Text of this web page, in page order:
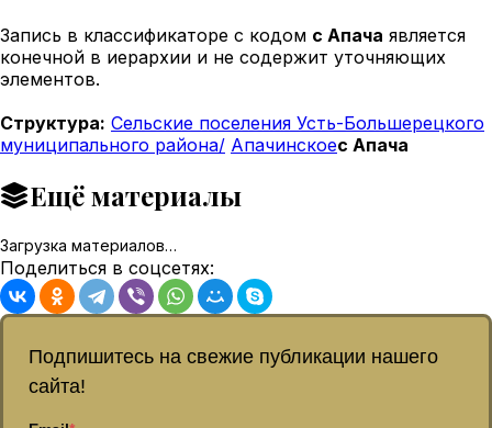
Запись в классификаторе с кодом с Апача является
конечной в иерархии и не содержит уточняющих
элементов.
Структура: Сельские поселения Усть-Большерецкого
муниципального района/ Апачинскоес Апача
Ещё материалы
Загрузка материалов…
Поделиться в соцсетях:
Подпишитесь на свежие публикации нашего
сайта!